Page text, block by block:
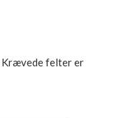
Krævede felter er